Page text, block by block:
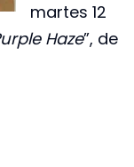
martes 12
Haze”, de